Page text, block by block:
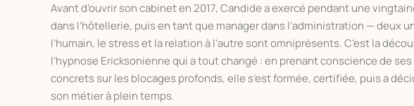
Avant d’ouvrir son cabinet en 2017, Candide a exercé pendant une
dans l’hôtellerie, puis en tant que manager dans l’administration — deux
l’humain, le stress et la relation à l’autre sont omniprésents. C’est la
l’hypnose Ericksonienne qui a tout changé : en prenant conscience de
concrets sur les blocages profonds, elle s’est formée, certifiée, puis a
son métier à plein temps.